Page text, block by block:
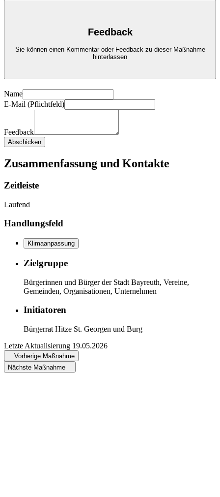
Feedback
Sie können einen Kommentar oder Feedback zu dieser Maßnahme
hinterlassen
Name
E-Mail (Pflichtfeld)
Feedback
Abschicken
Zusammenfassung und Kontakte
Zeitleiste
Laufend
Handlungsfeld
Klimaanpassung
Zielgruppe
Bürgerinnen und Bürger der Stadt Bayreuth, Vereine,
Gemeinden, Organisationen, Unternehmen
Initiatoren
Bürgerrat Hitze St. Georgen und Burg
Letzte Aktualisierung 19.05.2026
Vorherige Maßnahme
Nächste Maßnahme